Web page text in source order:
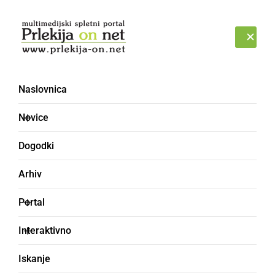
Naslovnica
Novice
Dogodki
Arhiv
Portal
Interaktivno
Iskanje
Andreja Poljanec
SLOVENIJA